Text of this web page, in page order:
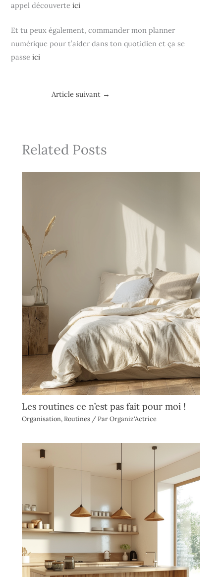
appel découverteici
Et tu peux également, commander mon planner
numérique pour t’aider dans ton quotidien et ça se
passeici
Article suivant →
Related Posts
Les routines ce n’est pas fait pour moi !
Organisation,Routines / ParOrganiz'Actrice